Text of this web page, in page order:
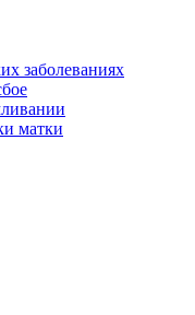
заболеваниях
матки